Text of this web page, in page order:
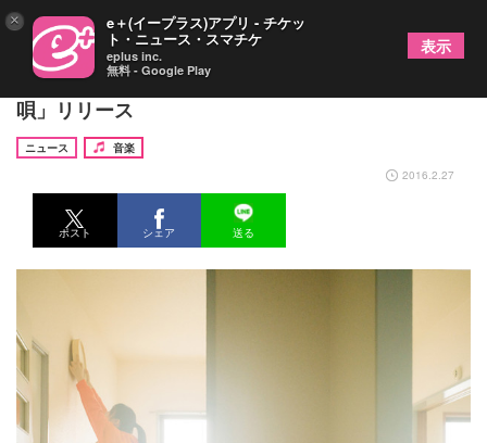
GReeeeN、10周年イヤーシングル第2弾「始まりの
唄」リリース
ニュース
音楽
2016.2.27
ポスト シェア 送る
× e＋(イープラス)アプリ - チケッ
ト・ニュース・スマチケ
eplus inc.
無料 - Google Play
表示